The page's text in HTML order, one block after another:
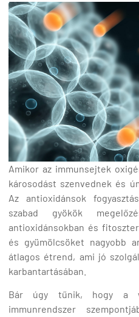
Amikor az immunsejtek
károsodást szenvednek és
Az antioxidánsok
szabad gyökök
antioxidánsokban és
és gyümölcsöket nagyobb
átlagos étrend, ami jó
karbantartásában.
Bár úgy tűnik, hogy a
immunrendszer